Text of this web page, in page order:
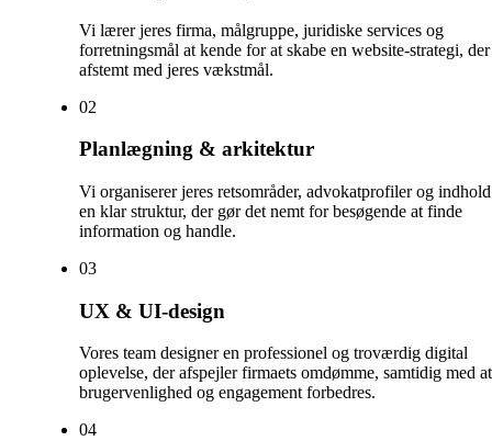
Vi lærer jeres firma, målgruppe, juridiske services og
forretningsmål at kende for at skabe en website-strategi,
afstemt med jeres vækstmål.
02
Planlægning & arkitektur
Vi organiserer jeres retsområder, advokatprofiler og
en klar struktur, der gør det nemt for besøgende at finde
information og handle.
03
UX & UI-design
Vores team designer en professionel og troværdig digital
oplevelse, der afspejler firmaets omdømme, samtidig med at
brugervenlighed og engagement forbedres.
04